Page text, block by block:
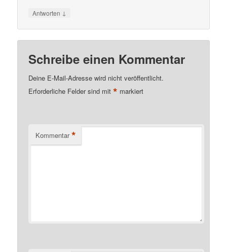
Antworten ↓
Schreibe einen Kommentar
Deine E-Mail-Adresse wird nicht veröffentlicht.
Erforderliche Felder sind mit* markiert
Kommentar *